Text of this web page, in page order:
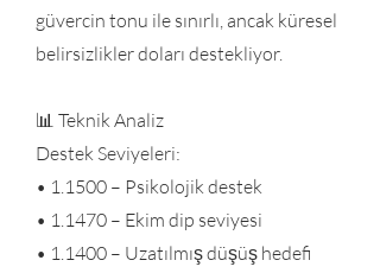
güvercin tonu ile sınırlı, ancak küresel
belirsizlikler doları destekliyor.
📊 Teknik Analiz
Destek Seviyeleri:
• 1.1500 – Psikolojik destek
• 1.1470 – Ekim dip seviyesi
• 1.1400 – Uzatılmış düşüş hedefi